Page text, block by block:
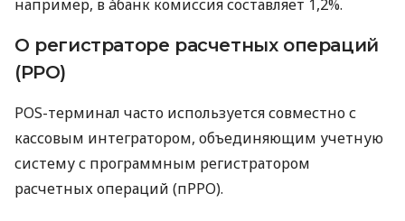
например, в àбанк комиссия составляет 1,2%.
О регистраторе расчетных операций
(РРО)
POS-терминал часто используется совместно с
кассовым интегратором, объединяющим учетную
систему с программным регистратором
расчетных операций (пРРО).